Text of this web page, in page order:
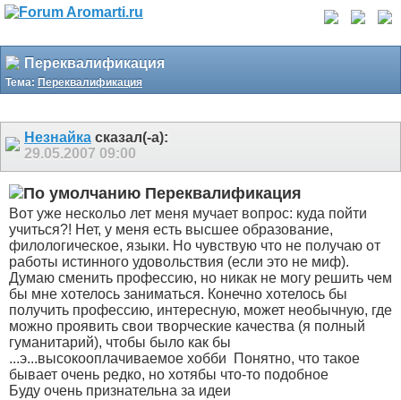
Переквалификация
Тема: Переквалификация
Незнайка сказал(-а):
29.05.2007 09:00
Переквалификация
Вот уже нескольо лет меня мучает вопрос: куда пойти
учиться?! Нет, у меня есть высшее образование,
филологическое, языки. Но чувствую что не получаю от
работы истинного удовольствия (если это не миф).
Думаю сменить профессию, но никак не могу решить чем
бы мне хотелось заниматься. Конечно хотелось бы
получить профессию, интересную, может необычную, где
можно проявить свои творческие качества (я полный
гуманитарий), чтобы было как бы
...э...высокооплачиваемое хобби
Понятно, что такое
бывает очень редко, но хотябы что-то подобное
Буду очень признательна за идеи